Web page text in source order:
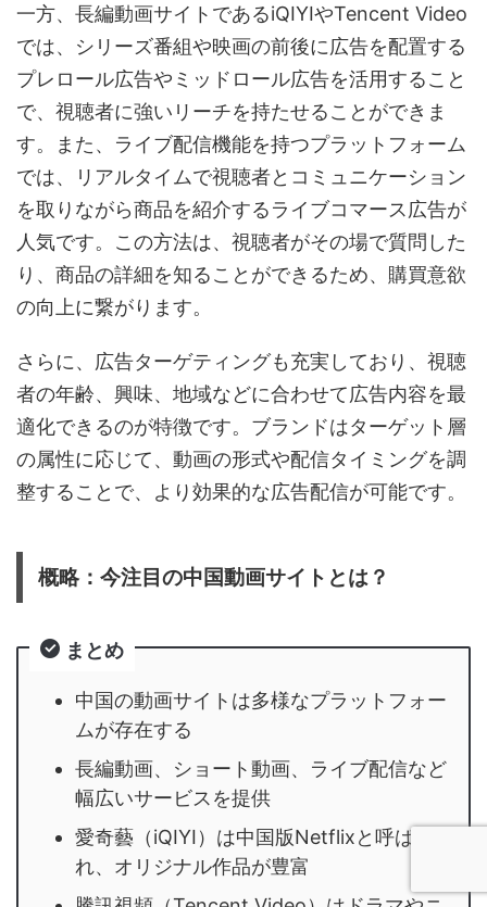
一方、長編動画サイトであるiQIYIやTencent Video
では、シリーズ番組や映画の前後に広告を配置する
プレロール広告やミッドロール広告を活用すること
で、視聴者に強いリーチを持たせることができま
す。また、ライブ配信機能を持つプラットフォーム
では、リアルタイムで視聴者とコミュニケーション
を取りながら商品を紹介するライブコマース広告が
人気です。この方法は、視聴者がその場で質問した
り、商品の詳細を知ることができるため、購買意欲
の向上に繋がります。
さらに、広告ターゲティングも充実しており、視聴
者の年齢、興味、地域などに合わせて広告内容を最
適化できるのが特徴です。ブランドはターゲット層
の属性に応じて、動画の形式や配信タイミングを調
整することで、より効果的な広告配信が可能です。
概略：今注目の中国動画サイトとは？
まとめ
中国の動画サイトは多様なプラットフォー
ムが存在する
長編動画、ショート動画、ライブ配信など
幅広いサービスを提供
愛奇藝（iQIYI）は中国版Netflixと呼ば
れ、オリジナル作品が豊富